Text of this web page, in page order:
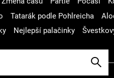
Tatarák podle Pohlreicha
Nejlepší palačinky